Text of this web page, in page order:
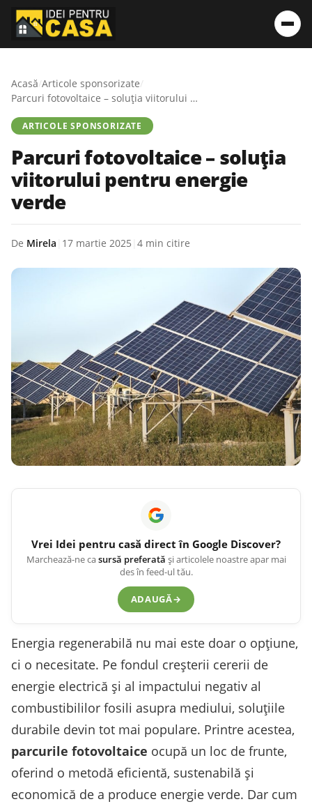
Acasă/Articole sponsorizate/
Parcuri fotovoltaice – soluția viitorului pentru energie verde
ARTICOLE SPONSORIZATE
Parcuri fotovoltaice – soluția
viitorului pentru energie
verde
De Mirela 17 martie 2025 4 min citire
Vrei Idei pentru casă direct în Google Discover?
Marchează-ne casursă preferată și articolele noastre apar mai
des în feed-ul tău.
ADAUGĂ→
Energia regenerabilă nu mai este doar o opțiune,
ci o necesitate. Pe fondul creșterii cererii de
energie electrică și al impactului negativ al
combustibililor fosili asupra mediului, soluțiile
durabile devin tot mai populare. Printre acestea,
parcurile fotovoltaice ocupă un loc de frunte,
oferind o metodă eficientă, sustenabilă și
economică de a produce energie verde. Dar cum